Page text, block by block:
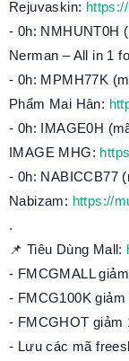
Rejuvaskin:
- 0h: NMHUNT0H
Nerman – All in 1
- 0h: MPMH77K
Phẩm Mai Hân:
- 0h: IMAGE0H
IMAGE MHG:
- 0h: NABICCB77
Nabizam: https://
.
📌 Tiêu Dùng Mall:
- FMCGMALL
- FMCG100K
- FMCGHOT giảm
- Lưu các mã